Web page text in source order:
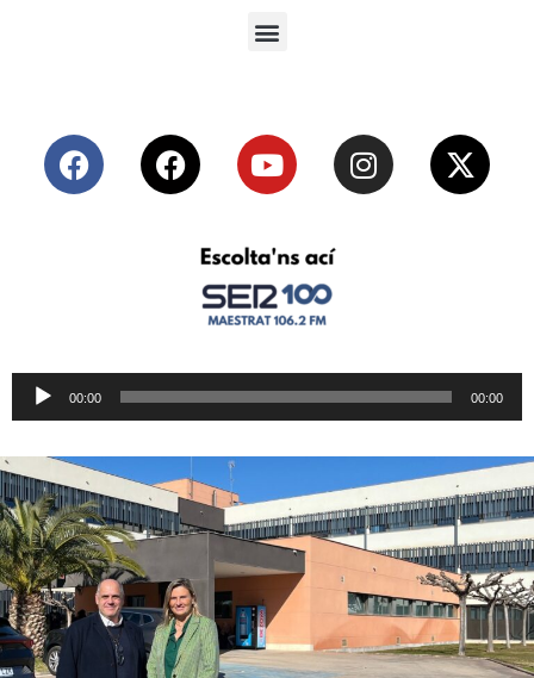
Reproductor
de
00:00 00:00